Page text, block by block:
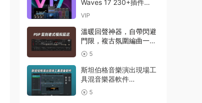
Waves 17 230+插件
Waves Ultimate
Emulator-R2R WiN(混音
效果全套插件)Waves14
VIP
溫暖回聲神器，自帶閃避
門限，複古氛圍編曲一步
到位延遲插件效果器
PSPaudioware – PSP
BBDelay v 1.0.0 R2R
WIN
5
斯坦伯格音樂演出現場工
具混音樂器軟件
Steinberg VST Live Pro
v3.0.50 macOS
5